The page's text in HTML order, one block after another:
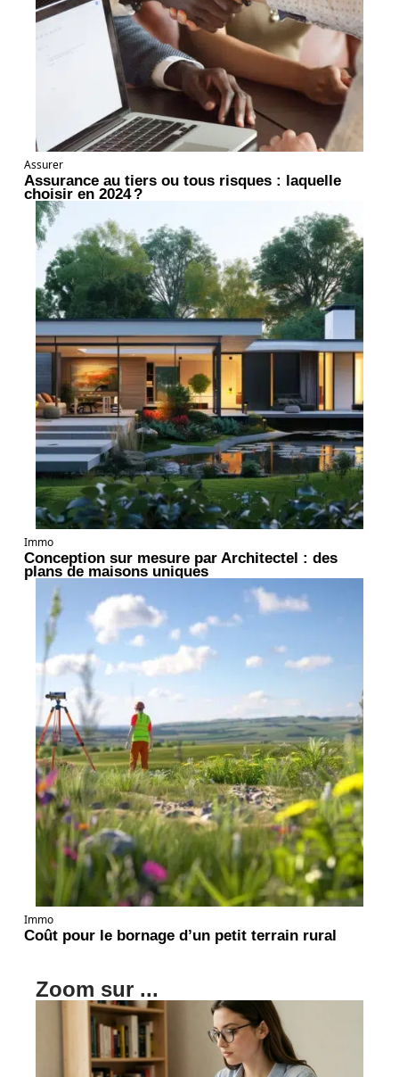
Assurer
Assurance au tiers ou tous risques : laquelle
choisir en 2024 ?
Immo
Conception sur mesure par Architectel : des
plans de maisons uniques
Immo
Coût pour le bornage d’un petit terrain rural
Zoom sur ...